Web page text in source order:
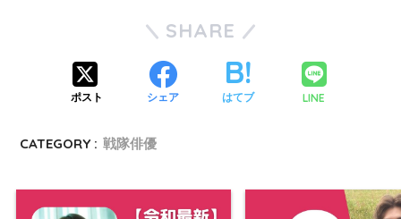
SHARE
ポスト シェア はてブ LINE
CATEGORY : 戦隊俳優